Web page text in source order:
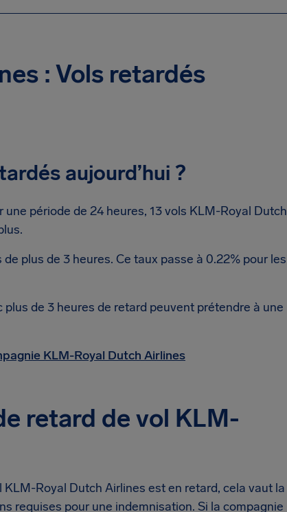
: Vols retardés
aujourd’hui ?
période de 24 heures, 13 vols KLM-Royal Dutch
plus de 3 heures. Ce taux passe à 0.22% pour les
de 3 heures de retard peuvent prétendre à une
KLM-Royal Dutch Airlines
retard de vol KLM-
Royal Dutch Airlines est en retard, cela vaut la
requises pour une indemnisation. Si la compagnie